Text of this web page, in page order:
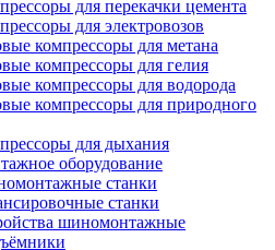
для перекачки цемента
для электровозов
компрессоры для метана
компрессоры для гелия
компрессоры для водорода
компрессоры для природного
для дыхания
оборудование
станки
станки
шиномонтажные